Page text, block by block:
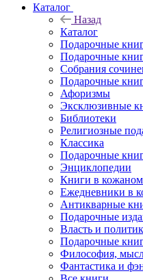
Каталог
Назад
Каталог
Подарочные
Подарочные
Собрания
Подарочные
Афоризмы
Эксклюзивные
Библиотеки
Религиозные
Классика
Подарочные
Энциклопедии
Книги в кожаном
Ежедневники в
Антикварные
Подарочные
Власть и
Подарочные
Философия,
Фантастика и